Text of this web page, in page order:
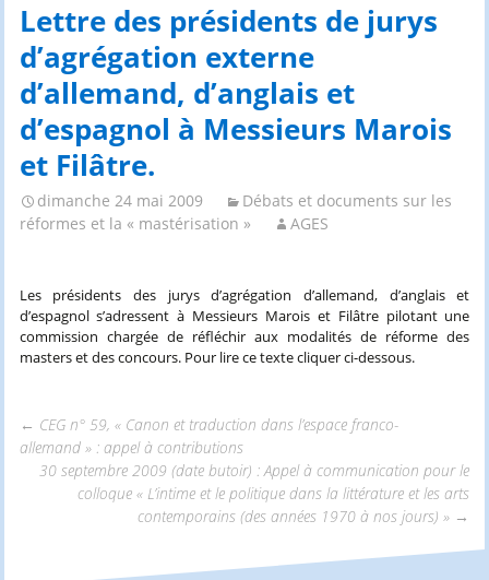
Lettre des présidents de jurys
d’agrégation externe
d’allemand, d’anglais et
d’espagnol à Messieurs Marois
et Filâtre.
dimanche 24 mai 2009
Débats et documents sur les
réformes et la « mastérisation »
AGES
Les présidents des jurys d’agrégation d’allemand, d’anglais et
d’espagnol s’adressent à Messieurs Marois et Filâtre pilotant une
commission chargée de réfléchir aux modalités de réforme des
masters et des concours. Pour lire ce texte cliquer ci-dessous.
Navigation
← CEG n° 59, « Canon et traduction dans l’espace franco-
allemand » : appel à contributions
30 septembre 2009 (date butoir) : Appel à communication pour le
colloque « L’intime et le politique dans la littérature et les arts
contemporains (des années 1970 à nos jours) » →